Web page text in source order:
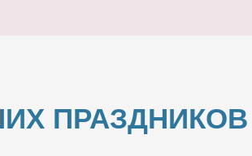
ПРАЗДНИКОВ